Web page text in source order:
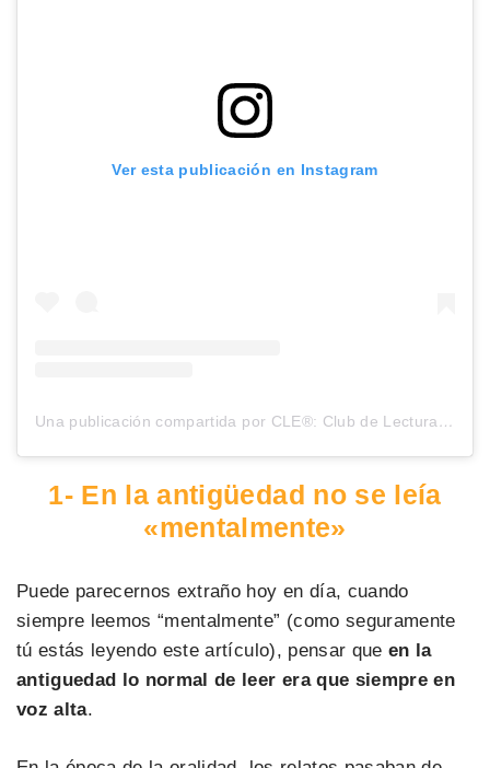
Ver esta publicación en Instagram
Una publicación compartida por CLE®: Club de Lectura Estante. (@clublecturaestante)
1- En la antigüedad no se leía
«mentalmente»
Puede parecernos extraño hoy en día, cuando
siempre leemos “mentalmente” (como seguramente
tú estás leyendo este artículo), pensar que en la
antiguedad lo normal de leer era que siempre en
voz alta.